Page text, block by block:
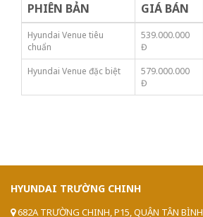
PHIÊN BẢN GIÁ BÁN
Hyundai Venue tiêu
chuẩn
539.000.000
Đ
Hyundai Venue đặc biệt
579.000.000
Đ
HYUNDAI TRƯỜNG CHINH
682A TRƯỜNG CHINH, P15, QUẬN TÂN BÌNH